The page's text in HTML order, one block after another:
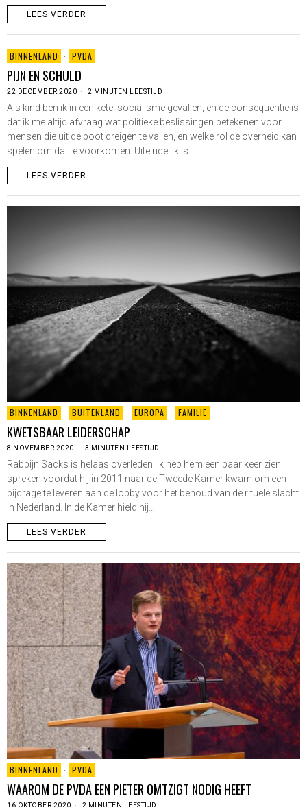
LEES VERDER
BINNENLAND · PVDA
PIJN EN SCHULD
22 DECEMBER 2020 2 MINUTEN LEESTIJD
Als kind ben ik in een ketel socialisme gevallen, en de consequentie is
dat ik me altijd afvraag wat politieke beslissingen betekenen voor
mensen die uit de boot dreigen te vallen, en welke rol de overheid kan
spelen om dat te voorkomen. Uiteindelijk is…
LEES VERDER
BINNENLAND · BUITENLAND · EUROPA · FAMILIE
KWETSBAAR LEIDERSCHAP
8 NOVEMBER 2020 3 MINUTEN LEESTIJD
Rabbijn Sacks is helaas overleden. Ik heb hem een paar keer zien
spreken voordat hij in 2011 naar de Tweede Kamer kwam om een
bijdrage te leveren aan de lobby voor het behoud van de rituele slacht
in Nederland. In de Kamer hield hij…
LEES VERDER
BINNENLAND · PVDA
WAAROM DE PVDA EEN PIETER OMTZIGT NODIG HEEFT
16 OKTOBER 2020 2 MINUTEN LEESTIJD